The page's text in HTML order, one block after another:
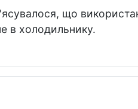
що
в холодильнику.